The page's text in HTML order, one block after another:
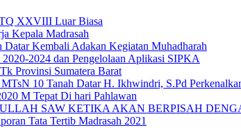
XXVIII Luar Biasa
Kepala Madrasah
Datar Kembali Adakan Kegiatan Muhadharah
2024 dan Pengelolaan Aplikasi SIPKA
Provinsi Sumatera Barat
10 Tanah Datar H. Ikhwindri, S.Pd
M Tepat Di hari Pahlawan
SAW KETIKA AKAN BERPISAH
Tata Tertib Madrasah 2021